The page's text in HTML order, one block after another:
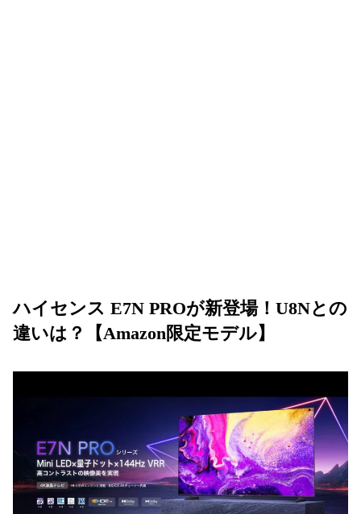
ハイセンス E7N PROが新登場！U8Nとの
違いは？【Amazon限定モデル】